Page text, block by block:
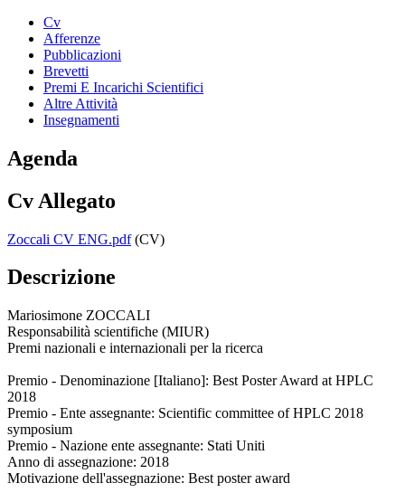
Cv
Afferenze
Pubblicazioni
Brevetti
Premi E Incarichi Scientifici
Altre Attività
Insegnamenti
Agenda
Cv Allegato
Zoccali CV ENG.pdf(CV)
Descrizione
Mariosimone ZOCCALI
Responsabilità scientifiche (MIUR)
Premi nazionali e internazionali per la ricerca
Premio - Denominazione [Italiano]: Best Poster Award at HPLC
2018
Premio - Ente assegnante: Scientific committee of HPLC 2018
symposium
Premio - Nazione ente assegnante: Stati Uniti
Anno di assegnazione: 2018
Motivazione dell'assegnazione: Best poster award